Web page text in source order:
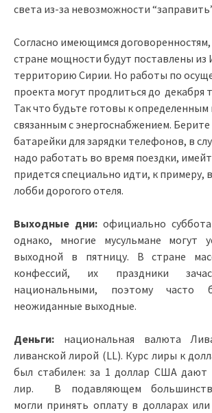
света из-за невозможности
Согласно имеющимся
стране мощности будут поставлены из
территорию Сирии. Но работы по
проекта могут продлиться до декабря
Так что будьте готовы к
связанным с энергоснабжением. Берите
батарейки для зарядки телефонов, в
надо работать во время поездки,
придется специально идти, к примеру,
лобби дорогого отеля.
Выходные дни: официально
однако, многие мусульмане могут
выходной в пятницу. В стране
конфессий, их праздники
национальными, поэтому часто
неожиданные выходные.
Деньги: национальная валюта
ливанской лирой (LL). Курс лиры к
был стабилен: за 1 доллар США дают
лир. В подавляющем
могли принять оплату в долларах